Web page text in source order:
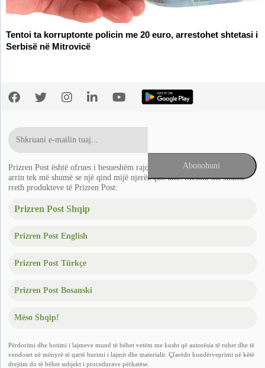
Tentoi ta korruptonte policin me 20 euro, arrestohet shtetasi i
Serbisë në Mitrovicë
Prizren Post është ofrues i besueshëm rajonal i lajmeve në Ballkan që
arrin tek më shumë se një qind mijë njerëz çdo ditë. Mësoni më shumë
rreth produkteve të Prizren Post:
Prizren Post Shqip
Prizren Post English
Prizren Post Türkçe
Prizren Post Bosanski
Mëso Shqip!
Përdorimi dhe botimi i lajmeve mund të bëhet vetëm me kusht që autorësia të ruhet dhe të
vendoset në mënyrë të qartë burimi i lajmit dhe materialit. Çfarëdo kundërveprimi në këtë
drejtim do të bëhet subjekt i procedurave përkatëse.